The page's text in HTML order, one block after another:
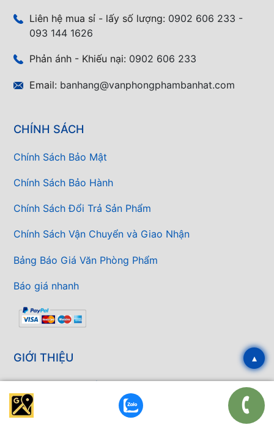
Liên hệ mua sỉ - lấy số lượng: 0902 606 233 -
093 144 1626
Phản ánh - Khiếu nại: 0902 606 233
Email: banhang@vanphongphambanhat.com
CHÍNH SÁCH
Chính Sách Bảo Mật
Chính Sách Bảo Hành
Chính Sách Đổi Trả Sản Phẩm
Chính Sách Vận Chuyển và Giao Nhận
Bảng Báo Giá Văn Phòng Phẩm
Báo giá nhanh
GIỚI THIỆU
Giới Thiệu Ba Nhất
Hồ Sơ Năng Lực Ba Nhất
▴